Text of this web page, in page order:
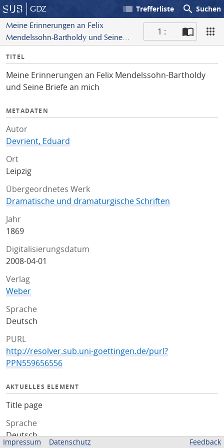
GDZ list Trefferliste search Suchen
Meine Erinnerungen an Felix
Mendelssohn-Bartholdy und Seine
1 :
I
f
o
TITEL
Meine Erinnerungen an Felix Mendelssohn-Bartholdy
und Seine Briefe an mich
METADATEN
Autor
Devrient, Eduard
Ort
Leipzig
Übergeordnetes Werk
Dramatische und dramaturgische Schriften
Jahr
1869
Digitalisierungsdatum
2008-04-01
Verlag
Weber
Sprache
Deutsch
PURL
http://resolver.sub.uni-goettingen.de/purl?
PPN559656556
AKTUELLES ELEMENT
Title page
Sprache
Deutsch
Impressum Datenschutz Feedback